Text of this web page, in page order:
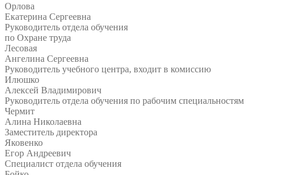
Орлова
Екатерина Сергеевна
Руководитель отдела обучения
по Охране труда
Лесовая
Ангелина Сергеевна
Руководитель учебного центра, входит в комиссию
Илюшко
Алексей Владимирович
Руководитель отдела обучения по рабочим специальностям
Чермит
Алина Николаевна
Заместитель директора
Яковенко
Егор Андреевич
Специалист отдела обучения